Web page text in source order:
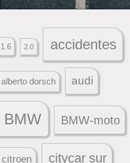
1.6 2.0 accidentes
alberto dorsch audi
BMW BMW-moto
citroen citycar sur